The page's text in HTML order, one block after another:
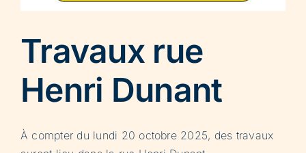
Travaux rue
Henri Dunant
À compter du lundi 20 octobre 2025, des travaux